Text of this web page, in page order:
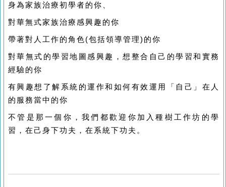
身為家族治療初學者的你、
對華無式家族治療感興趣的你
帶著對人工作的角色(包括領導管理) 的你
對華無式的學習地圖感興趣，想整合自己的學習和實務
經驗的你
有興趣想了解系統的運作和如何有效運用「自己」在人
的服務當中的你
不管是那一個你，我們都歡迎你加入種樹工作坊的學
習，在己身下功夫，在系統下功夫。